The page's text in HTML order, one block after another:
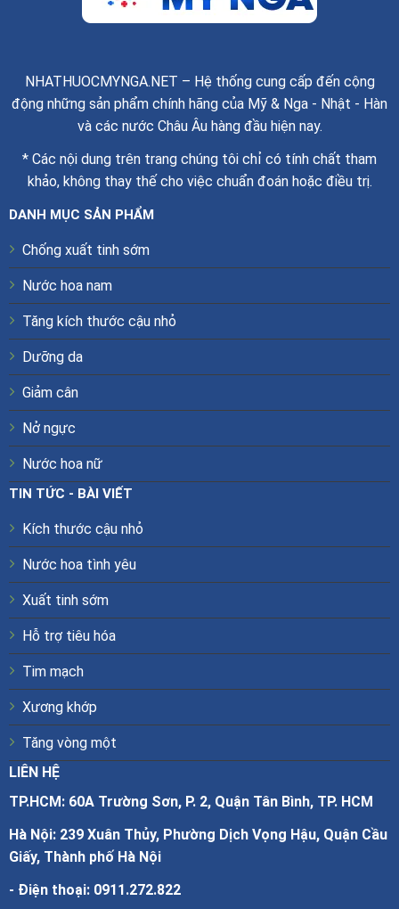
NHATHUOCMYNGA.NET – Hệ thống cung cấp đến cộng
động những sản phẩm chính hãng của Mỹ & Nga - Nhật - Hàn
và các nước Châu Âu hàng đầu hiện nay.
* Các nội dung trên trang chúng tôi chỉ có tính chất tham
khảo, không thay thế cho việc chuẩn đoán hoặc điều trị.
DANH MỤC SẢN PHẨM
Chống xuất tinh sớm
Nước hoa nam
Tăng kích thước cậu nhỏ
Dưỡng da
Giảm cân
Nở ngực
Nước hoa nữ
TIN TỨC - BÀI VIẾT
Kích thước cậu nhỏ
Nước hoa tình yêu
Xuất tinh sớm
Hỗ trợ tiêu hóa
Tim mạch
Xương khớp
Tăng vòng một
LIÊN HỆ
TP.HCM: 60A Trường Sơn, P. 2, Quận Tân Bình, TP. HCM
Hà Nội: 239 Xuân Thủy, Phường Dịch Vọng Hậu, Quận Cầu
Giấy, Thành phố Hà Nội
- Điện thoại: 0911.272.822